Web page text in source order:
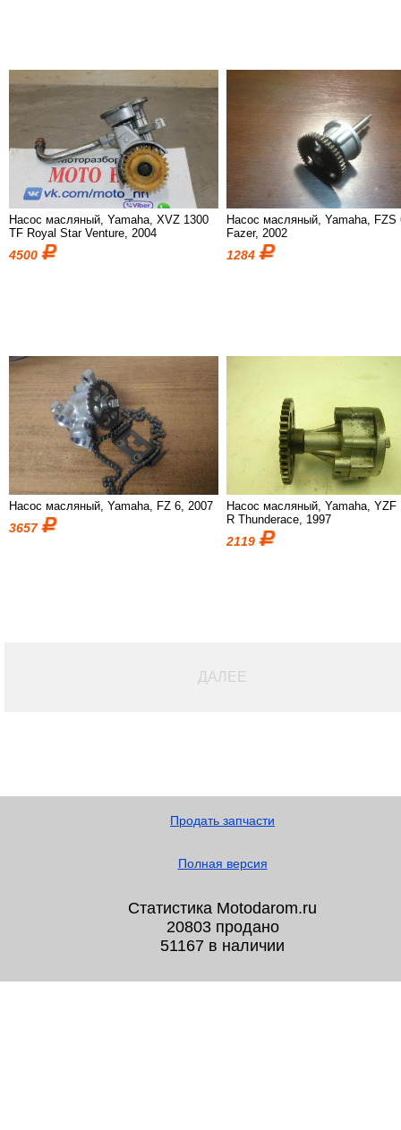
Насос масляный, Yamaha, XVZ 1300
TF Royal Star Venture, 2004
4500
Насос масляный, Yamaha, FZS
Fazer, 2002
1284
Насос масляный, Yamaha, FZ 6, 2007
3657
Насос масляный, Yamaha, YZF
R Thunderace, 1997
2119
ДАЛЕЕ
Продать запчасти
Полная версия
Статистика Motodarom.ru
20803 продано
51167 в наличии